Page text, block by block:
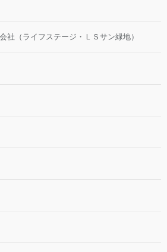
社（ライフステージ・ＬＳサン緑地）